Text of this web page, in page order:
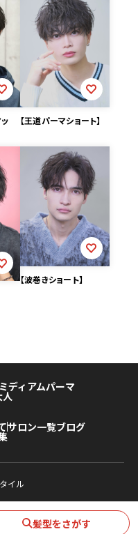
髪型をさがす
【王道パーマショート】
【波巻きショート】
ミディアムパーマ
人
サロン一覧ブログ
イル